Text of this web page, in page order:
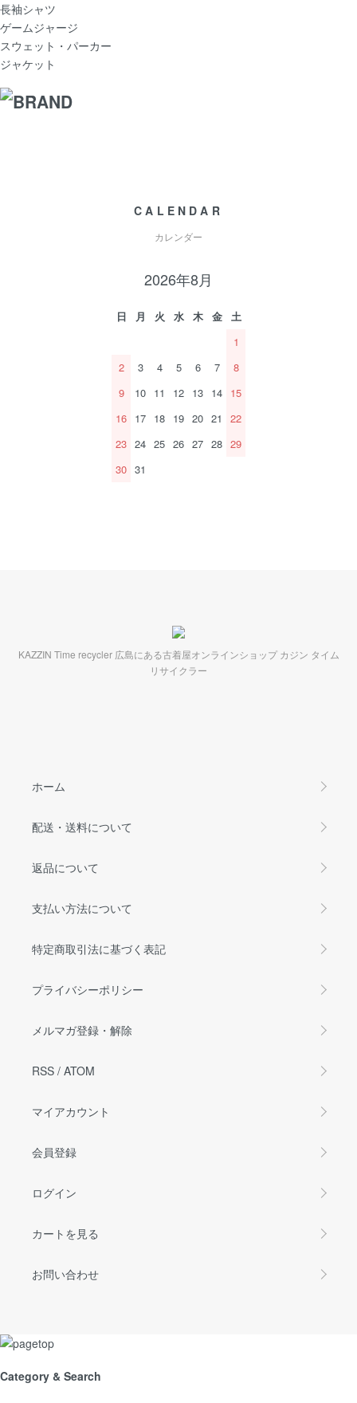
長袖シャツ
ゲームジャージ
スウェット・パーカー
ジャケット
CALENDAR
カレンダー
2026年8月
日 月 火 水 木 金
土
1
2
3 4 5 6 7
8
9
10 11 12 13 14 15
16 17 18 19 20 21
22
23 24 25 26 27 28 29
30 31
KAZZIN Time recycler 広島にある古着屋オンラインショップ カジン タイム
リサイクラー
ホーム
配送・送料について
返品について
支払い方法について
特定商取引法に基づく表記
プライバシーポリシー
メルマガ登録・解除
RSS / ATOM
マイアカウント
会員登録
ログイン
カートを見る
お問い合わせ
Category & Search